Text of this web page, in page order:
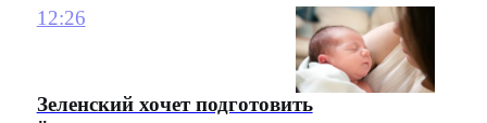
12:26
Зеленский хочет подготовить